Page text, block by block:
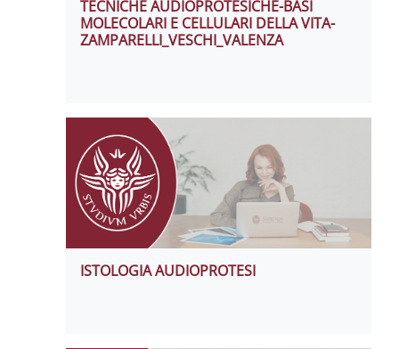
TECNICHE AUDIOPROTESICHE-BASI
MOLECOLARI E CELLULARI DELLA VITA-
ZAMPARELLI_VESCHI_VALENZA
ISTOLOGIA AUDIOPROTESI